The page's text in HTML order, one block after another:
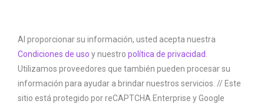
Al proporcionar su información, usted acepta nuestra
Condiciones de uso y nuestro política de privacidad
Utilizamos proveedores que también pueden procesar su
información para ayudar a brindar nuestros servicios. // Este
sitio está protegido por reCAPTCHA Enterprise y Google